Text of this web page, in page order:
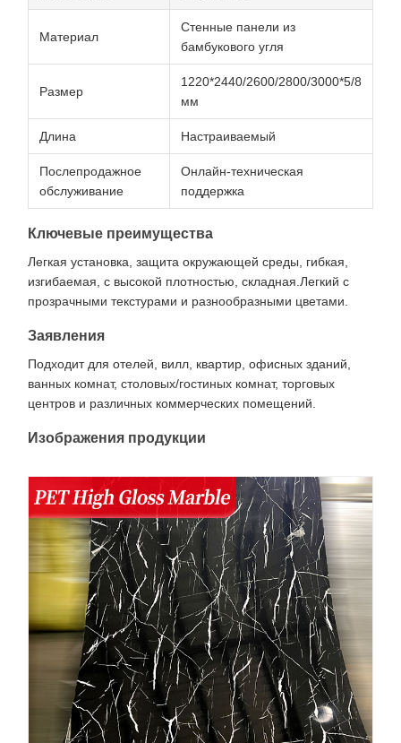
Материал
Стенные панели из
бамбукового угля
Размер
1220*2440/2600/2800/3000*5/8
мм
Длина Настраиваемый
Послепродажное
обслуживание
Онлайн-техническая
поддержка
Ключевые преимущества
Легкая установка, защита окружающей среды, гибкая,
изгибаемая, с высокой плотностью, складная.Легкий с
прозрачными текстурами и разнообразными цветами.
Заявления
Подходит для отелей, вилл, квартир, офисных зданий,
ванных комнат, столовых/гостиных комнат, торговых
центров и различных коммерческих помещений.
Изображения продукции